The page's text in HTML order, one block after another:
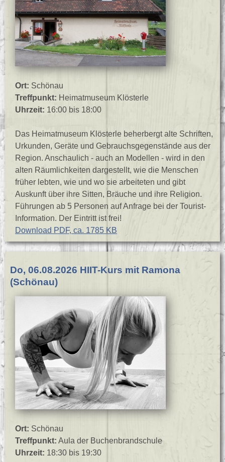
Ort: Schönau
Treffpunkt: Heimatmuseum Klösterle
Uhrzeit: 16:00 bis 18:00
Das Heimatmuseum Klösterle beherbergt alte Schriften,
Urkunden, Geräte und Gebrauchsgegenstände aus der
Region. Anschaulich - auch an Modellen - wird in den
alten Räumlichkeiten dargestellt, wie die Menschen
früher lebten, wie und wo sie arbeiteten und gibt
Auskunft über ihre Sitten, Bräuche und ihre Religion.
Führungen ab 5 Personen auf Anfrage bei der Tourist-
Information. Der Eintritt ist frei!
Download PDF, ca. 1785 KB
Do, 06.08.2026 HIIT-Kurs mit Ramona
(Schönau)
Ort: Schönau
Treffpunkt: Aula der Buchenbrandschule
Uhrzeit: 18:30 bis 19:30